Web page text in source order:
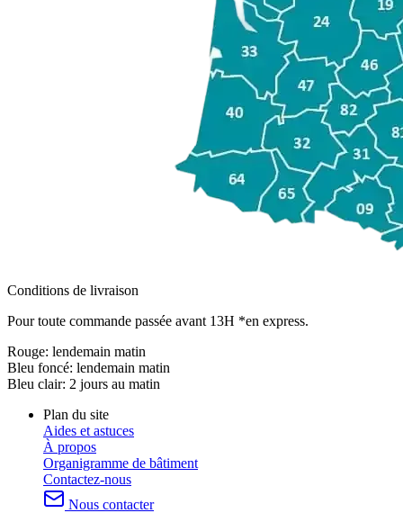
Conditions de livraison
Pour toute commande passée avant 13H *en express.
Rouge: lendemain matin
Bleu foncé: lendemain matin
Bleu clair: 2 jours au matin
Plan du site
Aides et astuces
À propos
Organigramme de bâtiment
Contactez-nous
Nous contacter